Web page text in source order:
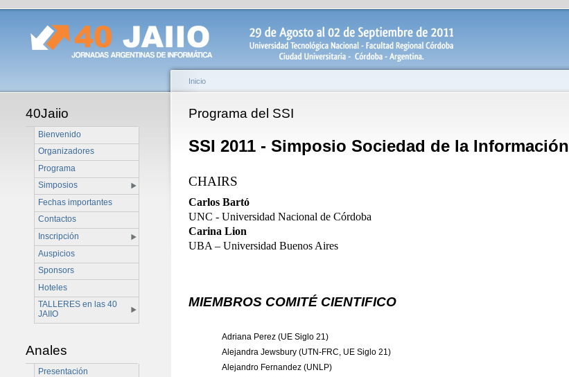
40Jaiio
Bienvenido
Organizadores
Programa
Simposios
Fechas importantes
Contactos
Inscripción
Auspicios
Sponsors
Hoteles
TALLERES en las 40
JAIIO
Anales
Presentación
Inicio
Programa del SSI
SSI 2011 - Simposio Sociedad de la Información
CHAIRS
Carlos Bartó
UNC - Universidad Nacional de Córdoba
Carina Lion
UBA – Universidad Buenos Aires
MIEMBROS COMITÉ CIENTIFICO
Adriana Perez (UE Siglo 21)
Alejandra Jewsbury (UTN-FRC, UE Siglo 21)
Alejandro Fernandez (UNLP)